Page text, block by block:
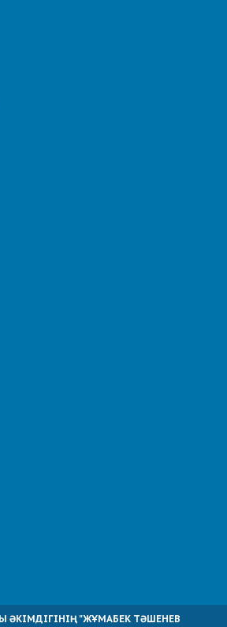
ӘКІМДІГІНІҢ "ЖҰМАБЕК ТӘШЕНЕВ